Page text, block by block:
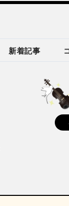
新着記事